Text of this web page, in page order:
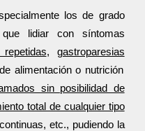
los de grado
lidiar con síntomas
, gastroparesias
alimentación o nutrición
sin posibilidad de
total de cualquier tipo
etc., pudiendo la